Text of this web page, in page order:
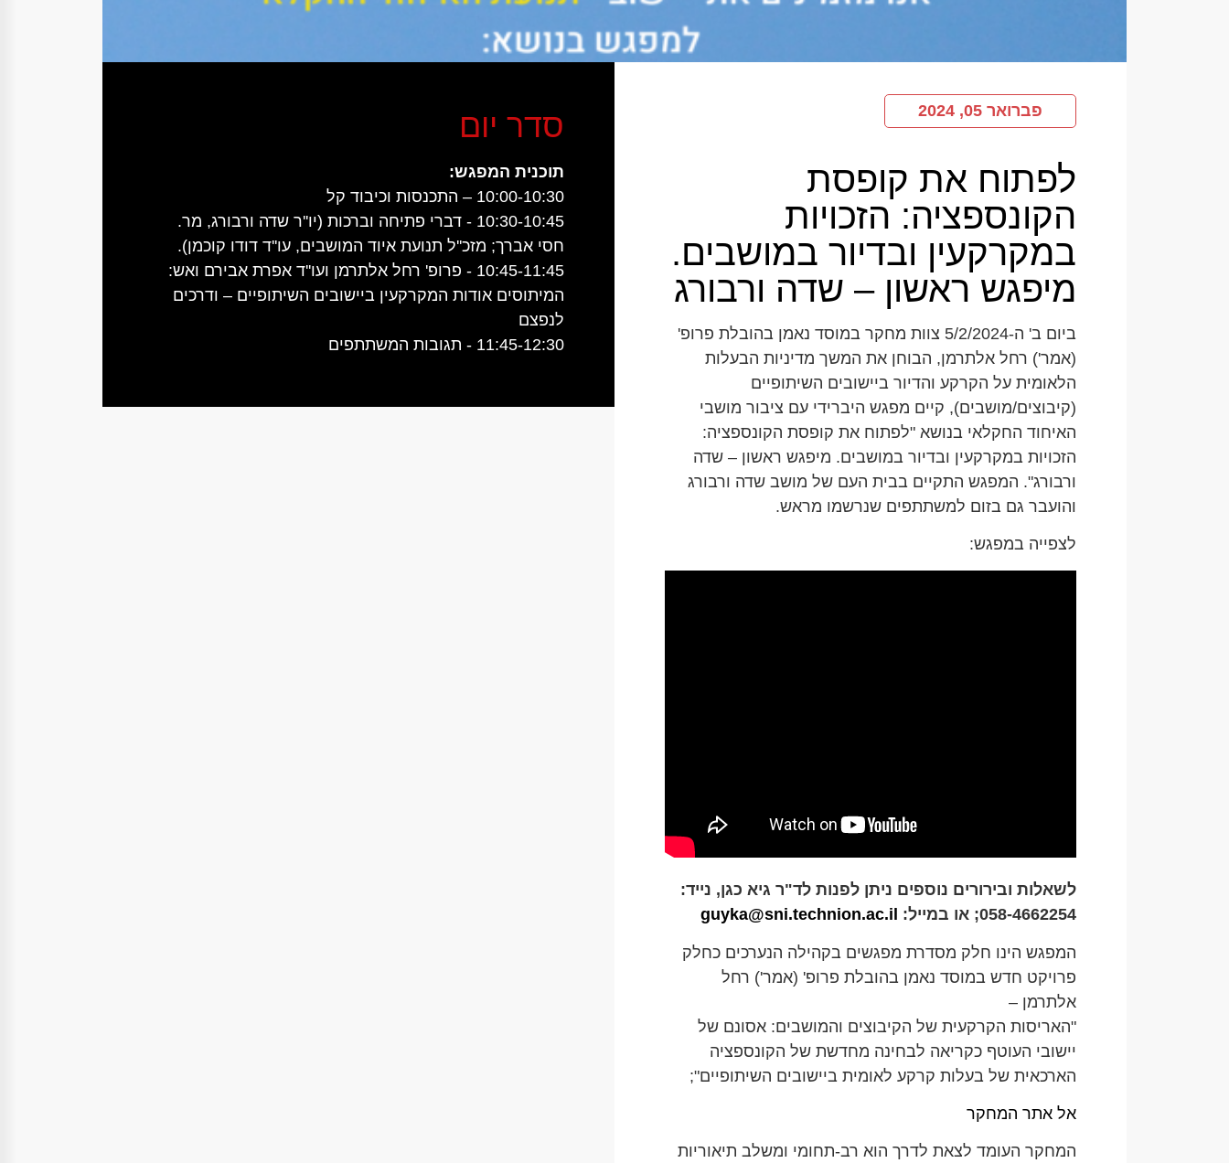
פברואר 05, 2024
לפתוח את קופסת
הקונספציה: הזכויות
במקרקעין ובדיור במושבים.
מיפגש ראשון – שדה ורבורג
ביום ב' ה-5/2/2024 צוות מחקר במוסד נאמן בהובלת פרופ'
(אמר') רחל אלתרמן, הבוחן את המשך מדיניות הבעלות
הלאומית על הקרקע והדיור ביישובים השיתופיים
(קיבוצים/מושבים), קיים מפגש היברידי עם ציבור מושבי
האיחוד החקלאי בנושא "לפתוח את קופסת הקונספציה:
הזכויות במקרקעין ובדיור במושבים. מיפגש ראשון – שדה
ורבורג". המפגש התקיים בבית העם של מושב שדה ורבורג
והועבר גם בזום למשתתפים שנרשמו מראש.
לצפייה במפגש:
לשאלות ובירורים נוספים ניתן לפנות לד"ר גיא כגן, נייד:
058-4662254; או במייל:
guyka@sni.technion.ac.il
המפגש הינו חלק מסדרת מפגשים בקהילה הנערכים כחלק
פרויקט חדש במוסד נאמן בהובלת פרופ' (אמר') רחל
אלתרמן –
"האריסות הקרקעית של הקיבוצים והמושבים: אסונם של
יישובי העוטף כקריאה לבחינה מחדשת של הקונספציה
הארכאית של בעלות קרקע לאומית ביישובים השיתופיים";
אל אתר המחקר
המחקר העומד לצאת לדרך הוא רב-תחומי ומשלב תיאוריות
סדר יום
תוכנית המפגש:
10:00-10:30 – התכנסות וכיבוד קל
10:30-10:45 - דברי פתיחה וברכות (יו''ר שדה ורבורג, מר.
חסי אברך; מזכ''ל תנועת איוד המושבים, עו''ד דודו קוכמן).
10:45-11:45 - פרופ' רחל אלתרמן ועו''ד אפרת אבירם ואש:
המיתוסים אודות המקרקעין ביישובים השיתופיים – ודרכים
לנפצם
11:45-12:30 - תגובות המשתתפים